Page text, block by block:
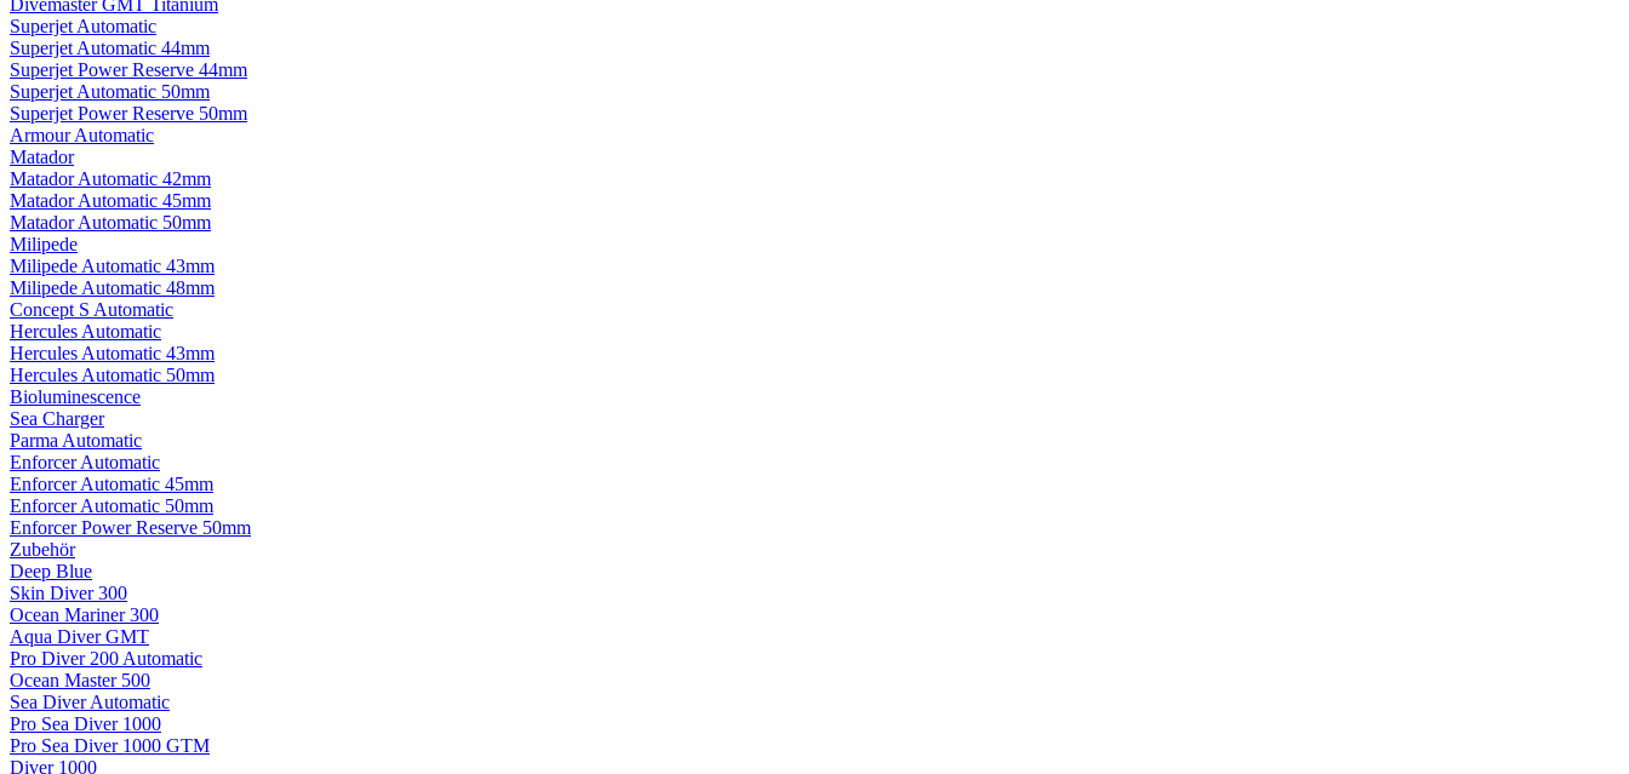
Divemaster GMT Titanium
Superjet Automatic
Superjet Automatic 44mm
Superjet Power Reserve 44mm
Superjet Automatic 50mm
Superjet Power Reserve 50mm
Armour Automatic
Matador
Matador Automatic 42mm
Matador Automatic 45mm
Matador Automatic 50mm
Milipede
Milipede Automatic 43mm
Milipede Automatic 48mm
Concept S Automatic
Hercules Automatic
Hercules Automatic 43mm
Hercules Automatic 50mm
Bioluminescence
Sea Charger
Parma Automatic
Enforcer Automatic
Enforcer Automatic 45mm
Enforcer Automatic 50mm
Enforcer Power Reserve 50mm
Zubehör
Deep Blue
Skin Diver 300
Ocean Mariner 300
Aqua Diver GMT
Pro Diver 200 Automatic
Ocean Master 500
Sea Diver Automatic
Pro Sea Diver 1000
Pro Sea Diver 1000 GTM
Diver 1000